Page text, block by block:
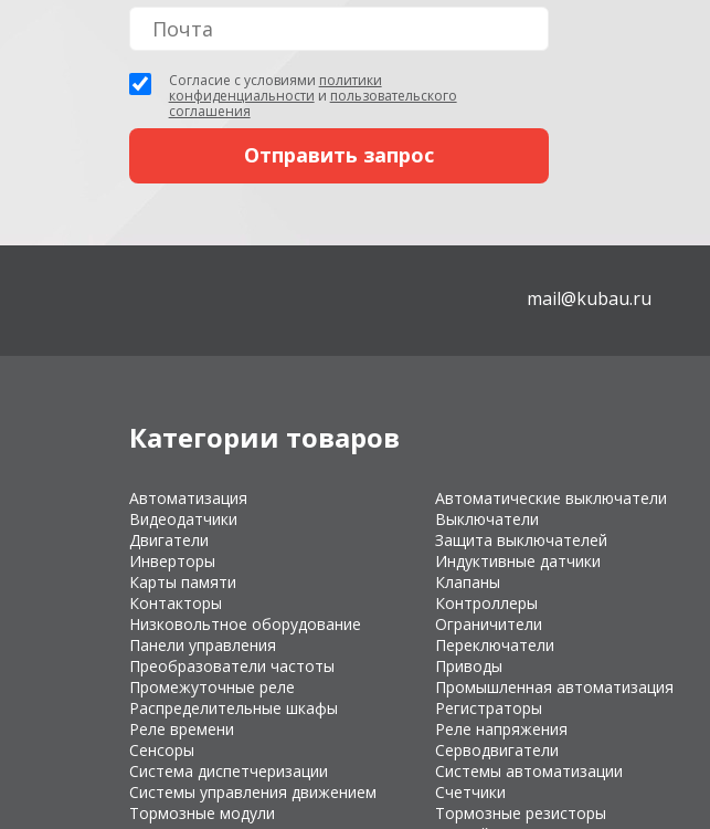
Согласие с условиями политики
конфиденциальности и пользовательского
соглашения
mail@kubau.ru
Категории товаров
Автоматизация Автоматические выключатели
Видеодатчики
Выключатели
Двигатели
Защита выключателей
Инверторы
Индуктивные датчики
Карты памяти
Клапаны
Контакторы
Контроллеры
Низковольтное оборудование
Ограничители
Панели управления
Переключатели
Преобразователи частоты
Приводы
Промежуточные реле
Промышленная автоматизация
Распределительные шкафы
Регистраторы
Реле времени
Реле напряжения
Сенсоры
Серводвигатели
Система диспетчеризации
Системы автоматизации
Системы управления движением
Счетчики
Тормозные модули
Тормозные резисторы